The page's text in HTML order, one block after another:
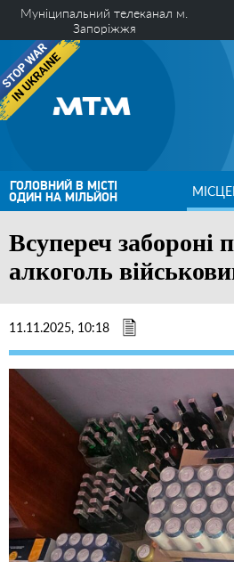
Муніципальний телеканал м.
Запоріжжя
ГОЛОВНИЙ В МІСТІ
ОДИН НА МІЛЬЙОН
Всупереч забороні
алкоголь
11.11.2025, 10:18